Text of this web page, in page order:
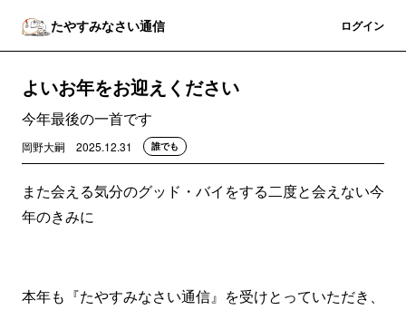
たやすみなさい通信 ログイン
よいお年をお迎えください
今年最後の一首です
岡野大嗣 2025.12.31 誰でも
また会える気分のグッド・バイをする二度と会えない今
年のきみに
本年も『たやすみなさい通信』を受けとっていただき、